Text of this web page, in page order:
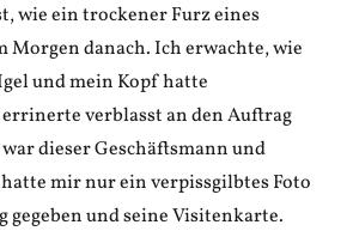
wie ein trockener Furz eines
Morgen danach. Ich erwachte, wie
und mein Kopf hatte
verblasst an den Auftrag
dieser Geschäftsmann und
mir nur ein verpissgilbtes Foto
gegeben und seine Visitenkarte.